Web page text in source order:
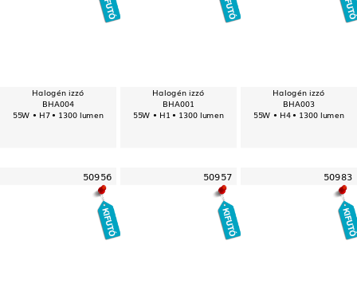
Halogén izzó
BHA004
55W • H7 • 1300 lumen
Halogén izzó
BHA001
55W • H1 • 1300 lumen
Halogén izzó
BHA003
55W • H4 • 1300 lumen
50956 50957 50983